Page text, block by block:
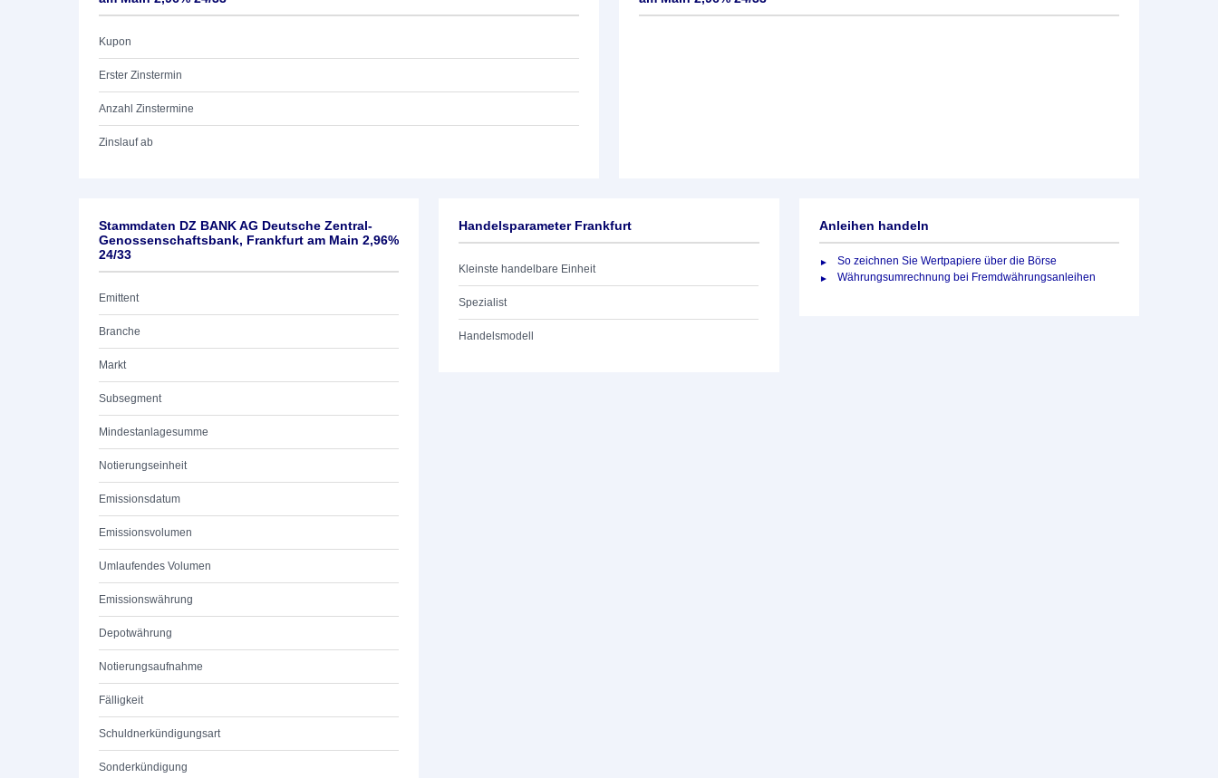
Kupon
Erster Zinstermin
Anzahl Zinstermine
Zinslauf ab
Stammdaten DZ BANK AG Deutsche Zentral-
Genossenschaftsbank, Frankfurt am Main 2,96%
24/33
Emittent
Branche
Markt
Subsegment
Mindestanlagesumme
Notierungseinheit
Emissionsdatum
Emissionsvolumen
Umlaufendes Volumen
Emissionswährung
Depotwährung
Notierungsaufnahme
Fälligkeit
Schuldnerkündigungsart
Sonderkündigung
Handelsparameter Frankfurt
Kleinste handelbare Einheit
Spezialist
Handelsmodell
Anleihen handeln
So zeichnen Sie Wertpapiere über die Börse
Währungsumrechnung bei Fremdwährungsanleihen